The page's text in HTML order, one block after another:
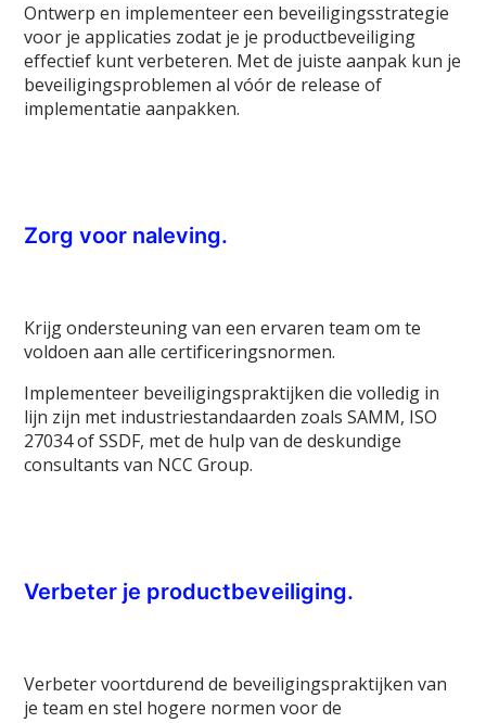
Ontwerp en implementeer een beveiligingsstrategie
voor je applicaties zodat je je productbeveiliging
effectief kunt verbeteren. Met de juiste aanpak kun je
beveiligingsproblemen al vóór de release of
implementatie aanpakken.
Zorg voor naleving.
Krijg ondersteuning van een ervaren team om te
voldoen aan alle certificeringsnormen.
Implementeer beveiligingspraktijken die volledig in
lijn zijn met industriestandaarden zoals SAMM, ISO
27034 of SSDF, met de hulp van de deskundige
consultants van NCC Group.
Verbeter je productbeveiliging.
Verbeter voortdurend de beveiligingspraktijken van
je team en stel hogere normen voor de